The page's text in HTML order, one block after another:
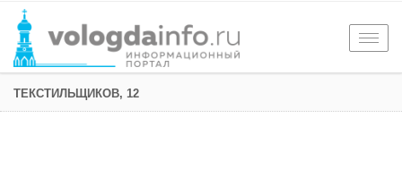
ТЕКСТИЛЬЩИКОВ, 12